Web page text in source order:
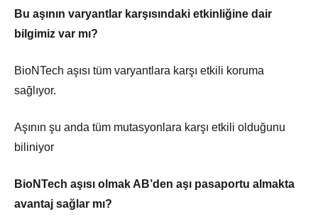
Bu aşının varyantlar karşısındaki etkinliğine dair
bilgimiz var mı?
BioNTech aşısı tüm varyantlara karşı etkili koruma
sağlıyor.
Aşının şu anda tüm mutasyonlara karşı etkili olduğunu
biliniyor
BioNTech aşısı olmak AB’den aşı pasaportu almakta
avantaj sağlar mı?